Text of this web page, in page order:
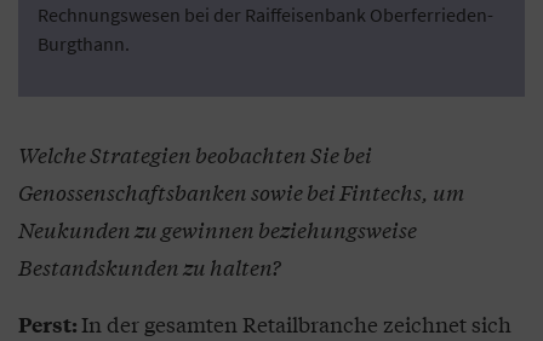
Rechnungswesen bei der Raiffeisenbank Oberferrieden-
Burgthann.
Welche Strategien beobachten Sie bei
Genossenschaftsbanken sowie bei Fintechs, um
Neukunden zu gewinnen beziehungsweise
Bestandskunden zu halten?
Perst:In der gesamten Retailbranche zeichnet sich